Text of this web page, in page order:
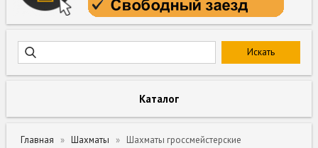
Каталог
Главная Шахматы Шахматы гроссмейстерские